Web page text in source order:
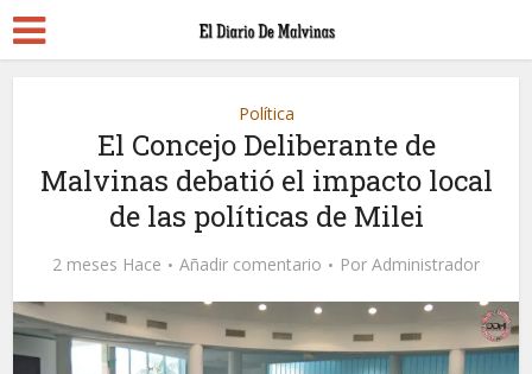
Política
El Concejo Deliberante de
Malvinas debatió el impacto local
de las políticas de Milei
2 meses Hace Añadir comentario Por Administrador